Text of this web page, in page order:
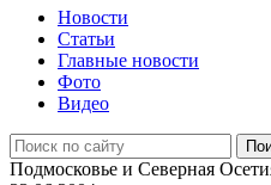
Новости
Статьи
Главные новости
Фото
Видео
Подмосковье и Северная